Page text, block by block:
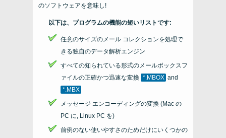
のソフトウェアを意味し!
以下は、プログラムの機能の短いリストです:
任意のサイズのメール コレクションを処理で
きる独自のデータ解析エンジン
すべての知られている形式のメールボックスフ
ァイルの正確かつ迅速な変換 *.MBOX and
*.MBX
メッセージ エンコーディングの変換 (Mac の
PC に, Linux PC を)
前例のない使いやすさのためだけにいくつかの